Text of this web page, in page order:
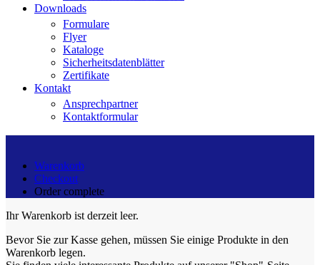
Downloads
Formulare
Flyer
Kataloge
Sicherheitsdatenblätter
Zertifikate
Kontakt
Ansprechpartner
Kontaktformular
Warenkorb
Checkout
Order complete
Ihr Warenkorb ist derzeit leer.
Bevor Sie zur Kasse gehen, müssen Sie einige Produkte in den
Warenkorb legen.